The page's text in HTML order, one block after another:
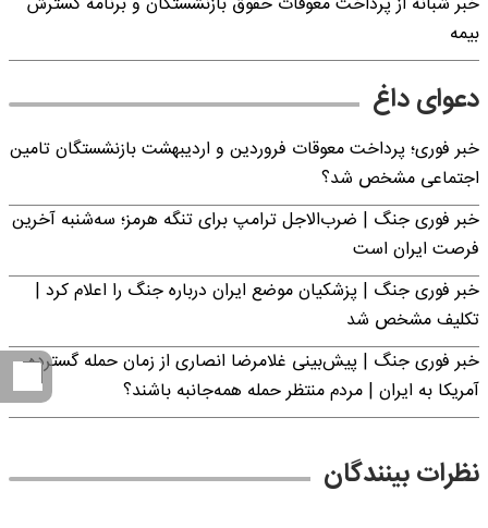
بیمه
دعوای داغ
خبر فوری؛ پرداخت معوقات فروردین و اردیبهشت بازنشستگان تامین
اجتماعی مشخص شد؟
خبر فوری جنگ | ضرب‌الاجل ترامپ برای تنگه هرمز؛ سه‌شنبه آخرین
فرصت ایران است
خبر فوری جنگ | پزشکیان موضع ایران درباره جنگ را اعلام کرد |
تکلیف مشخص شد
خبر فوری جنگ | پیش‌بینی غلامرضا انصاری از زمان حمله گسترده
آمریکا به ایران | مردم منتظر حمله همه‌جانبه باشند؟
نظرات بینندگان